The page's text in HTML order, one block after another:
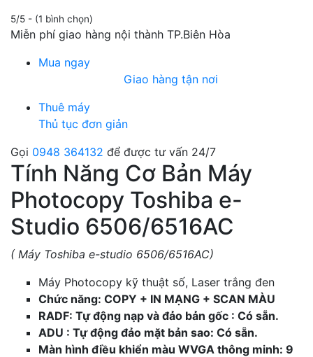
5/5 - (1 bình chọn)
Miễn phí giao hàng nội thành TP.Biên Hòa
Mua ngay
Giao hàng tận nơi
Thuê máy
Thủ tục đơn giản
Gọi 0948 364132 để được tư vấn 24/7
Tính Năng Cơ Bản Máy
Photocopy Toshiba e-
Studio 6506/6516AC
( Máy Toshiba e-studio 6506/6516AC)
Máy Photocopy kỹ thuật số, Laser trắng đen
Chức năng: COPY + IN MẠNG + SCAN MÀU
RADF: Tự động nạp và đảo bản gốc : Có sẵn.
ADU : Tự động đảo mặt bản sao: Có sẵn.
Màn hình điều khiển màu WVGA thông minh: 9